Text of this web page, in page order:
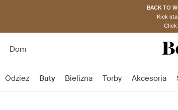
BACK TO
Kick
Click
Dom
Odzież Buty Bielizna Torby Akcesoria